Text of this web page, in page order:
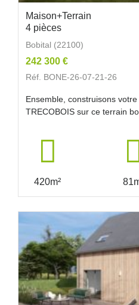
Maison+Terrain
4 pièces
Bobital (22100)
242 300 €
Réf. BONE-26-07-21-26
Ensemble, construisons
TRECOBOIS sur ce terrain
420m²